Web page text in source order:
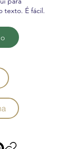
texto. É fácil.